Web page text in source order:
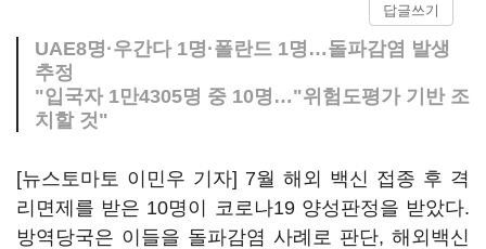
답글쓰기
UAE8명·우간다 1명·폴란드 1명…돌파감염 발생
추정
"입국자 1만4305명 중 10명…"위험도평가 기반 조
치할 것"
[뉴스토마토 이민우 기자] 7월 해외 백신 접종 후 격
리면제를 받은 10명이 코로나19 양성판정을 받았다.
방역당국은 이들을 돌파감염 사례로 판단, 해외백신